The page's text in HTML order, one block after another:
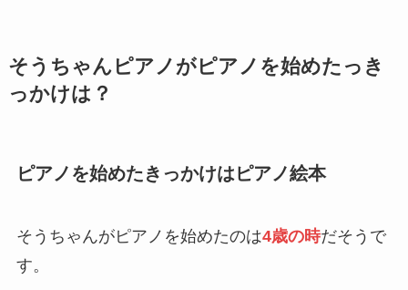
そうちゃんピアノがピアノを始めたっき
っかけは？
ピアノを始めたきっかけはピアノ絵本
そうちゃんがピアノを始めたのは4歳の時だそうで
す。